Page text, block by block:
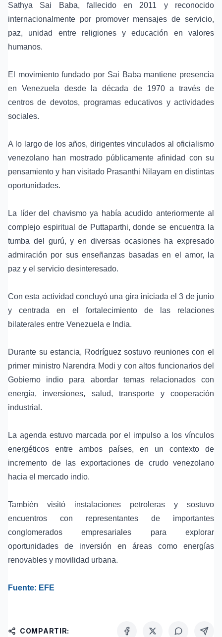
Sathya Sai Baba, fallecido en 2011 y reconocido
internacionalmente por promover mensajes de servicio,
paz, unidad entre religiones y educación en valores
humanos.
El movimiento fundado por Sai Baba mantiene presencia
en Venezuela desde la década de 1970 a través de
centros de devotos, programas educativos y actividades
sociales.
A lo largo de los años, dirigentes vinculados al oficialismo
venezolano han mostrado públicamente afinidad con su
pensamiento y han visitado Prasanthi Nilayam en distintas
oportunidades.
La líder del chavismo ya había acudido anteriormente al
complejo espiritual de Puttaparthi, donde se encuentra la
tumba del gurú, y en diversas ocasiones ha expresado
admiración por sus enseñanzas basadas en el amor, la
paz y el servicio desinteresado.
Con esta actividad concluyó una gira iniciada el 3 de junio
y centrada en el fortalecimiento de las relaciones
bilaterales entre Venezuela e India.
Durante su estancia, Rodríguez sostuvo reuniones con el
primer ministro Narendra Modi y con altos funcionarios del
Gobierno indio para abordar temas relacionados con
energía, inversiones, salud, transporte y cooperación
industrial.
La agenda estuvo marcada por el impulso a los vínculos
energéticos entre ambos países, en un contexto de
incremento de las exportaciones de crudo venezolano
hacia el mercado indio.
También visitó instalaciones petroleras y sostuvo
encuentros con representantes de importantes
conglomerados empresariales para explorar
oportunidades de inversión en áreas como energías
renovables y movilidad urbana.
Fuente: EFE
COMPARTIR: